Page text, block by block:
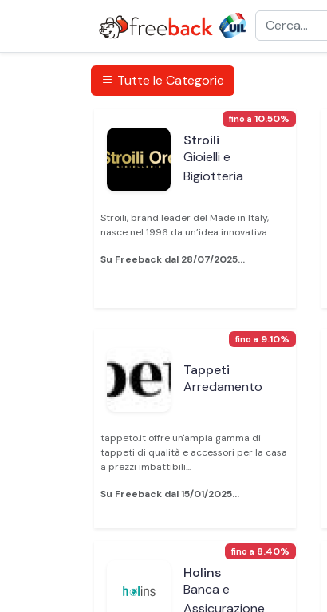
Tutte le Categorie
Stroili
Gioielli e
Bigiotteria
Stroili, brand leader del Made in Italy,
nasce nel 1996 da un’idea innovativa...
Su Freeback dal 28/07/2025...
fino a 10.50%
Tappeti
Arredamento
tappeto.it offre un'ampia gamma di
tappeti di qualità e accessori per la casa
a prezzi imbattibili...
Su Freeback dal 15/01/2025...
fino a 9.10%
Holins
Banca e
Assicurazione
fino a 8.40%